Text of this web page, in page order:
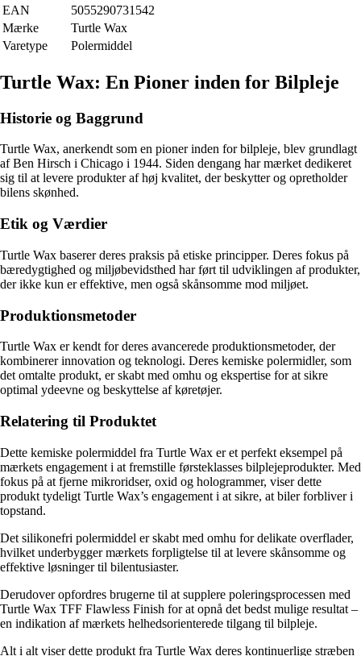
EAN
5055290731542
Mærke
Turtle Wax
Varetype
Polermiddel
Turtle Wax: En Pioner inden for Bilpleje
Historie og Baggrund
Turtle Wax, anerkendt som en pioner inden for bilpleje, blev grundlagt
af Ben Hirsch i Chicago i 1944. Siden dengang har mærket dedikeret
sig til at levere produkter af høj kvalitet, der beskytter og opretholder
bilens skønhed.
Etik og Værdier
Turtle Wax baserer deres praksis på etiske principper. Deres fokus på
bæredygtighed og miljøbevidsthed har ført til udviklingen af produkter,
der ikke kun er effektive, men også skånsomme mod miljøet.
Produktionsmetoder
Turtle Wax er kendt for deres avancerede produktionsmetoder, der
kombinerer innovation og teknologi. Deres kemiske polermidler, som
det omtalte produkt, er skabt med omhu og ekspertise for at sikre
optimal ydeevne og beskyttelse af køretøjer.
Relatering til Produktet
Dette kemiske polermiddel fra Turtle Wax er et perfekt eksempel på
mærkets engagement i at fremstille førsteklasses bilplejeprodukter. Med
fokus på at fjerne mikroridser, oxid og hologrammer, viser dette
produkt tydeligt Turtle Wax’s engagement i at sikre, at biler forbliver i
topstand.
Det silikonefri polermiddel er skabt med omhu for delikate overflader,
hvilket underbygger mærkets forpligtelse til at levere skånsomme og
effektive løsninger til bilentusiaster.
Derudover opfordres brugerne til at supplere poleringsprocessen med
Turtle Wax TFF Flawless Finish for at opnå det bedst mulige resultat –
en indikation af mærkets helhedsorienterede tilgang til bilpleje.
Alt i alt viser dette produkt fra Turtle Wax deres kontinuerlige stræben